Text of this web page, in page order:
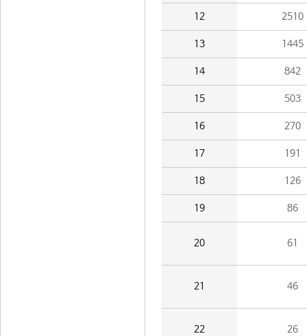
12 2510
13 1445
14 842
15 503
16 270
17 191
18 126
19 86
20 61
21 46
22 26